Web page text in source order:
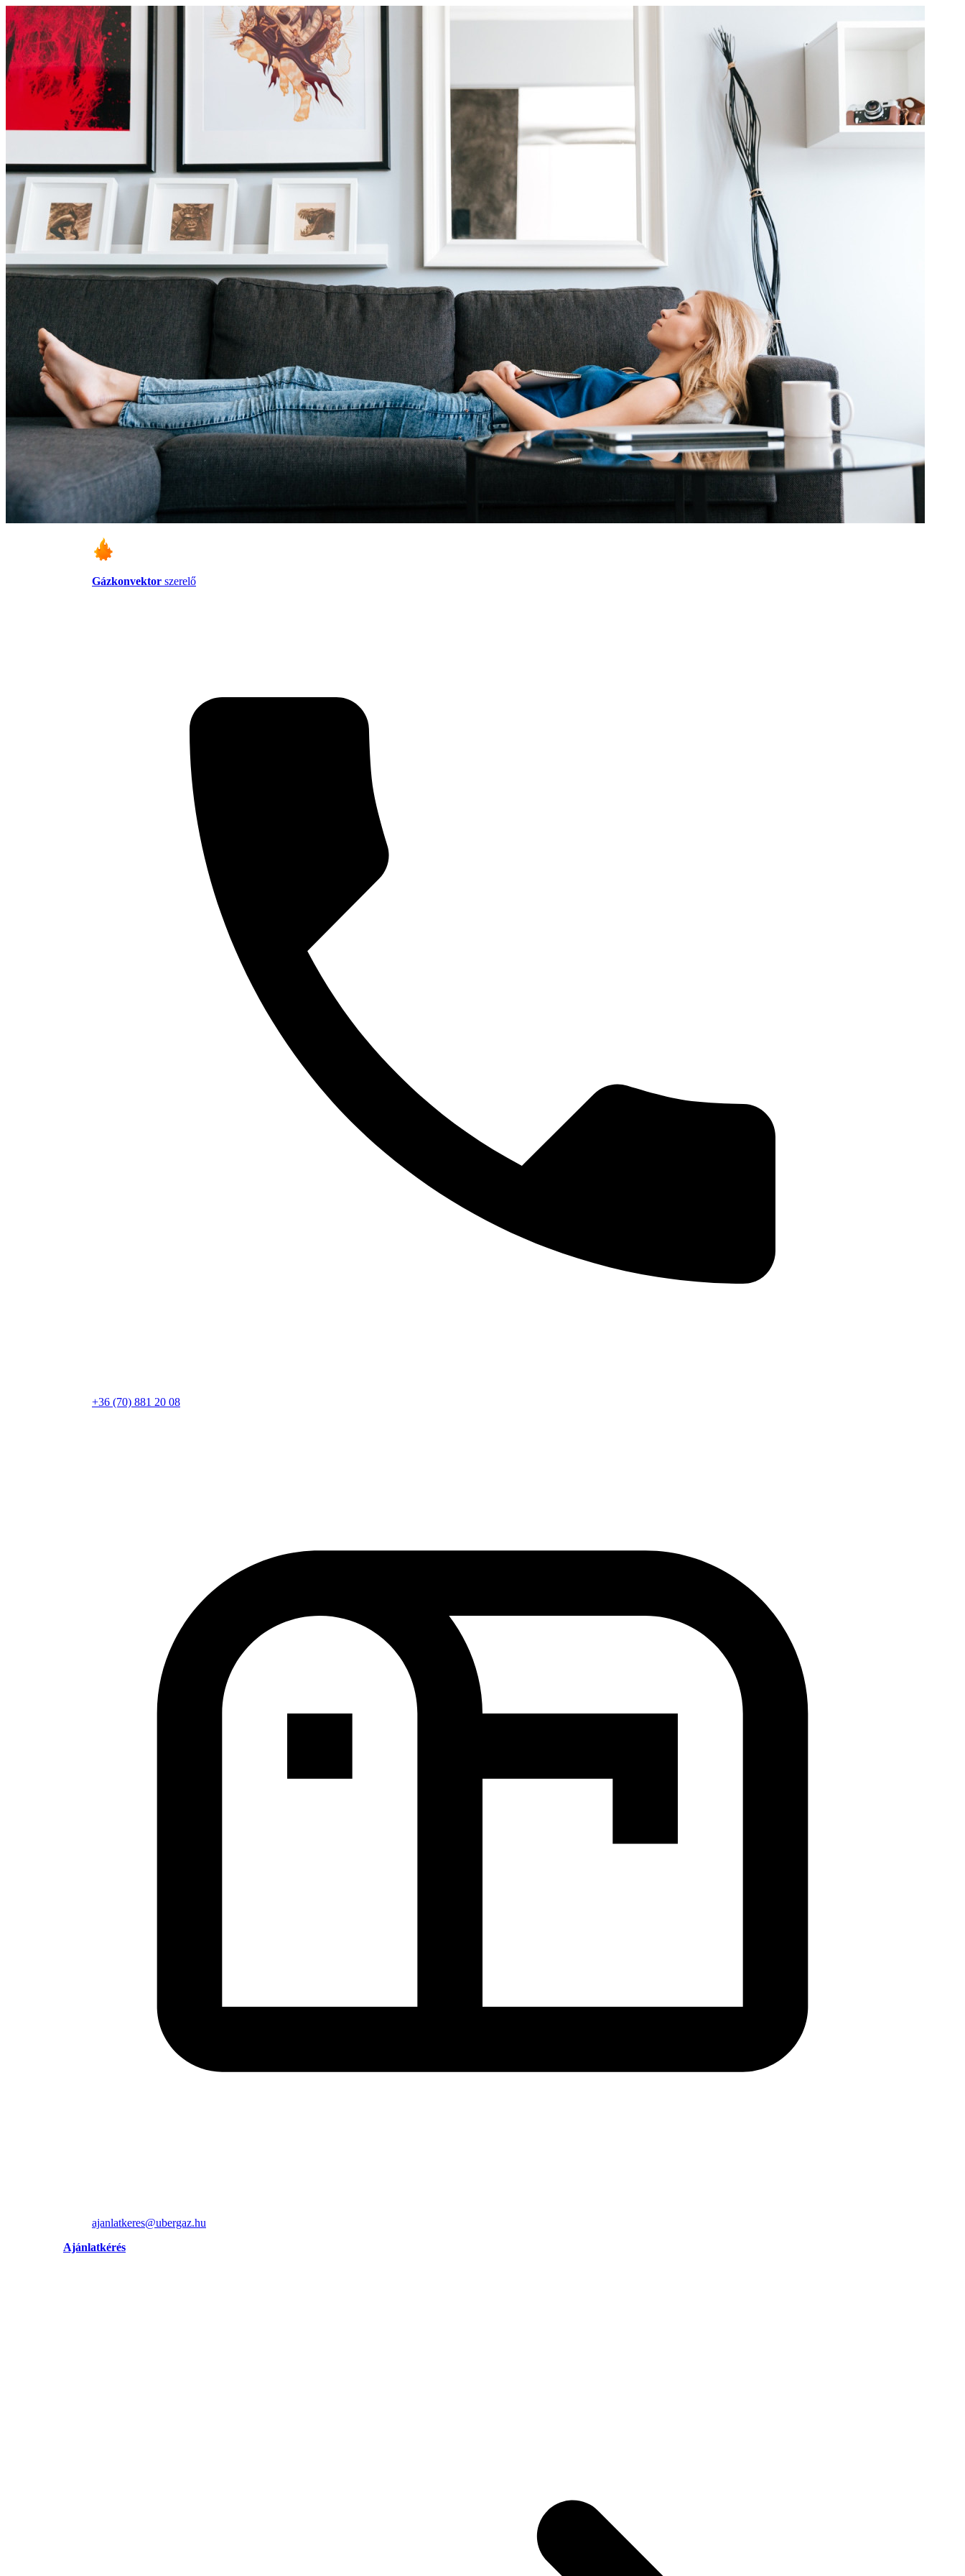
Gázkonvektor szerelő
+36 (70) 881 20 08
ajanlatkeres@ubergaz.hu
Ajánlatkérés